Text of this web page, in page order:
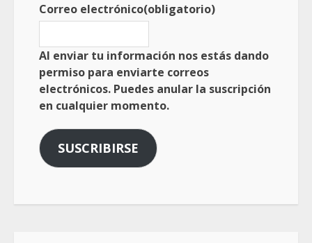
Correo electrónico(obligatorio)
Al enviar tu información nos estás dando
permiso para enviarte correos
electrónicos. Puedes anular la suscripción
en cualquier momento.
SUSCRIBIRSE